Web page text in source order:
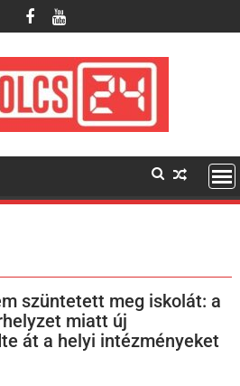
szüntetett meg iskolát: a
miatt új
át a helyi intézményeket